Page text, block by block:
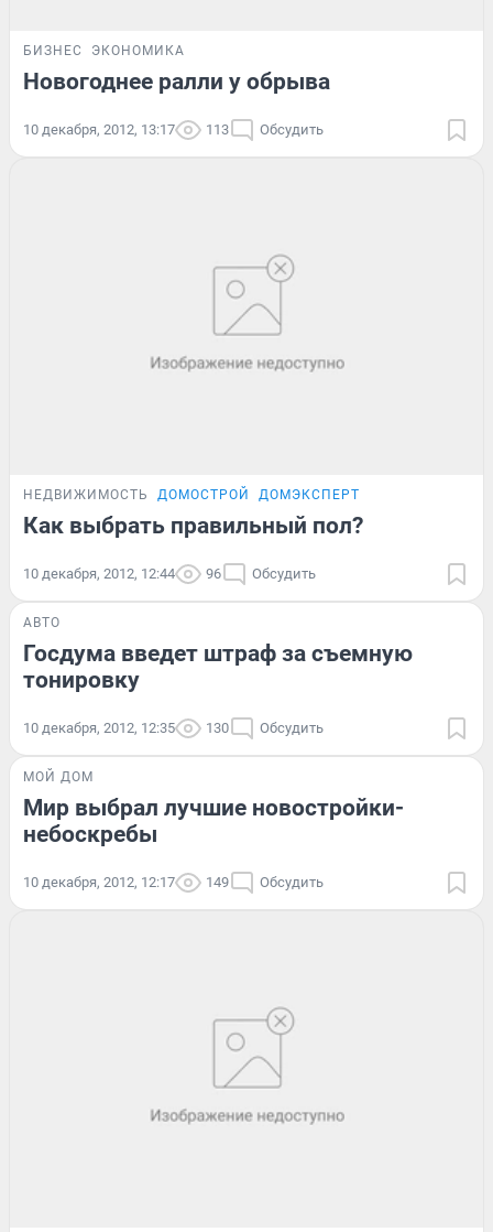
БИЗНЕС ЭКОНОМИКА
Новогоднее ралли у обрыва
10 декабря, 2012, 13:17 113 Обсудить
НЕДВИЖИМОСТЬ ДОМОСТРОЙ ДОМЭКСПЕРТ
Как выбрать правильный пол?
10 декабря, 2012, 12:44 96 Обсудить
АВТО
Госдума введет штраф за съемную
тонировку
10 декабря, 2012, 12:35 130 Обсудить
МОЙ ДОМ
Мир выбрал лучшие новостройки-
небоскребы
10 декабря, 2012, 12:17 149 Обсудить